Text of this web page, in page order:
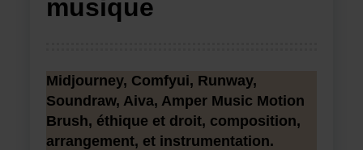
musique
Midjourney, Comfyui, Runway,
Soundraw, Aiva, Amper Music Motion
Brush, éthique et droit, composition,
arrangement, et instrumentation.